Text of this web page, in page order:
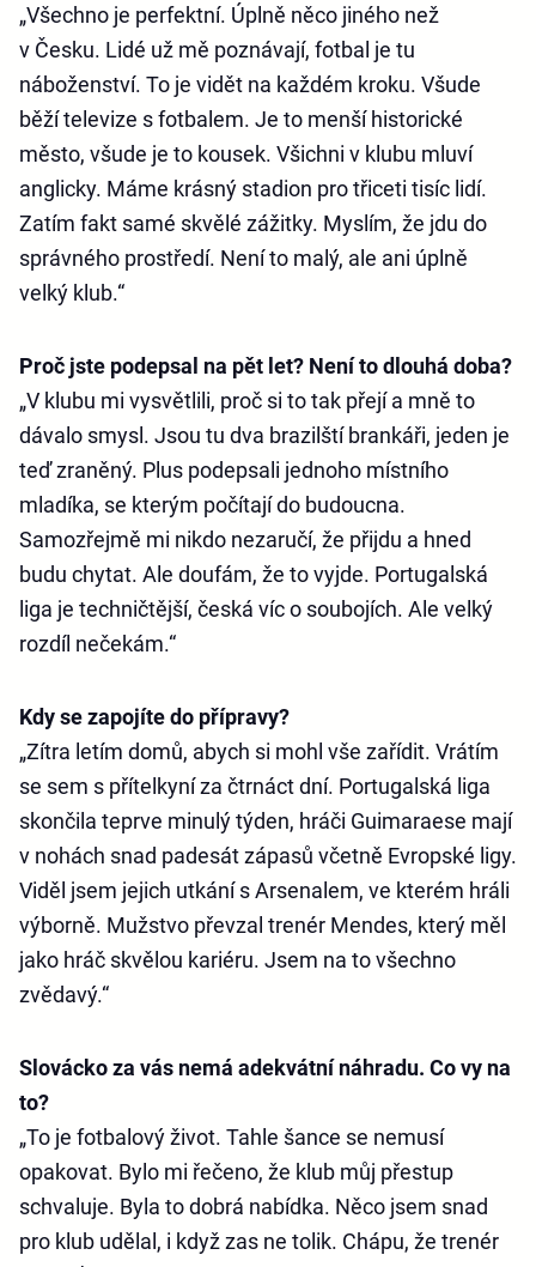
„Všechno je perfektní. Úplně něco jiného než
v Česku. Lidé už mě poznávají, fotbal je tu
náboženství. To je vidět na každém kroku. Všude
běží televize s fotbalem. Je to menší historické
město, všude je to kousek. Všichni v klubu mluví
anglicky. Máme krásný stadion pro třiceti tisíc lidí.
Zatím fakt samé skvělé zážitky. Myslím, že jdu do
správného prostředí. Není to malý, ale ani úplně
velký klub.“
Proč jste podepsal na pět let? Není to dlouhá doba?
„V klubu mi vysvětlili, proč si to tak přejí a mně to
dávalo smysl. Jsou tu dva brazilští brankáři, jeden je
teď zraněný. Plus podepsali jednoho místního
mladíka, se kterým počítají do budoucna.
Samozřejmě mi nikdo nezaručí, že přijdu a hned
budu chytat. Ale doufám, že to vyjde. Portugalská
liga je techničtější, česká víc o soubojích. Ale velký
rozdíl nečekám.“
Kdy se zapojíte do přípravy?
„Zítra letím domů, abych si mohl vše zařídit. Vrátím
se sem s přítelkyní za čtrnáct dní. Portugalská liga
skončila teprve minulý týden, hráči Guimaraese mají
v nohách snad padesát zápasů včetně Evropské ligy.
Viděl jsem jejich utkání s Arsenalem, ve kterém hráli
výborně. Mužstvo převzal trenér Mendes, který měl
jako hráč skvělou kariéru. Jsem na to všechno
zvědavý.“
Slovácko za vás nemá adekvátní náhradu. Co vy na
to?
„To je fotbalový život. Tahle šance se nemusí
opakovat. Bylo mi řečeno, že klub můj přestup
schvaluje. Byla to dobrá nabídka. Něco jsem snad
pro klub udělal, i když zas ne tolik. Chápu, že trenér